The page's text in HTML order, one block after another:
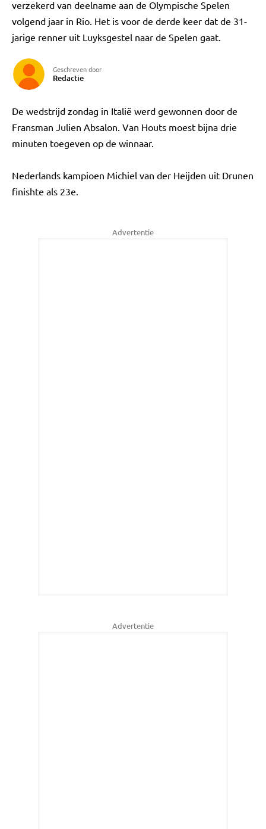
verzekerd van deelname aan de Olympische Spelen
volgend jaar in Rio. Het is voor de derde keer dat de 31-
jarige renner uit Luyksgestel naar de Spelen gaat.
Geschreven door
Redactie
De wedstrijd zondag in Italië werd gewonnen door de
Fransman Julien Absalon. Van Houts moest bijna drie
minuten toegeven op de winnaar.
Nederlands kampioen Michiel van der Heijden uit Drunen
finishte als 23e.
Advertentie
Advertentie